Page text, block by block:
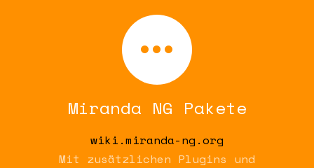
Miranda NG Pakete
wiki.miranda-ng.org
Mit zusätzlichen Plugins und